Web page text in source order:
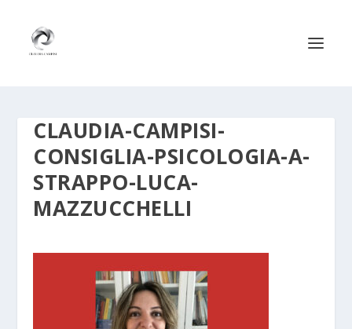
CLAUDIA-CAMPISI-
CONSIGLIA-PSICOLOGIA-A-
STRAPPO-LUCA-
MAZZUCCHELLI